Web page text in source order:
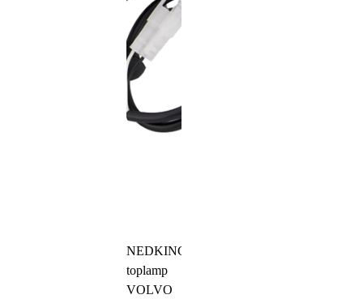
NEDKING
toplamp
VOLVO